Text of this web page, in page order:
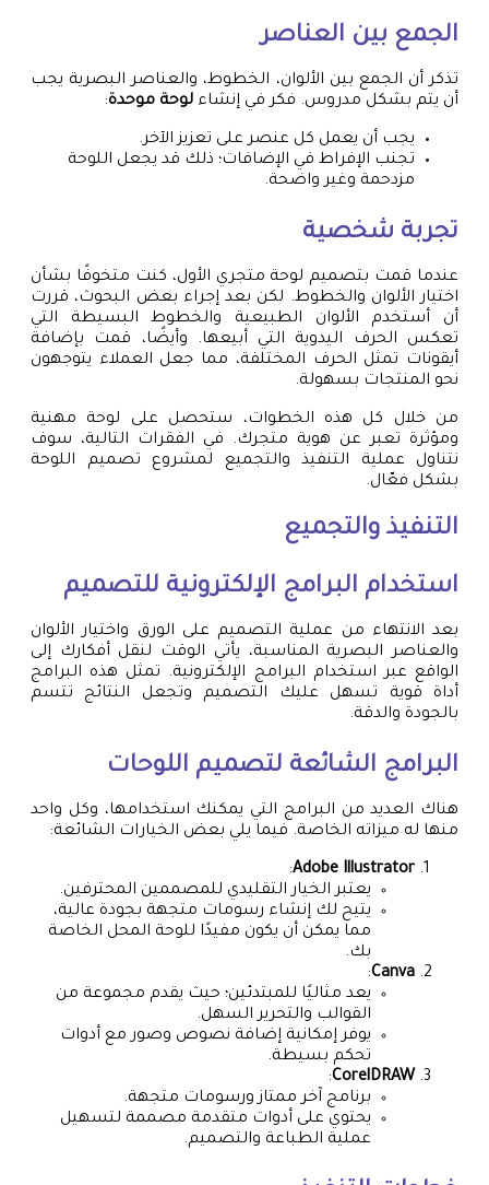
الجمع بين العناصر
تذكر أن الجمع بين الألوان، الخطوط، والعناصر البصرية يجب
أن يتم بشكل مدروس. فكر في إنشاء لوحة موحدة:
يجب أن يعمل كل عنصر على تعزيز الآخر.
تجنب الإفراط في الإضافات؛ ذلك قد يجعل اللوحة
مزدحمة وغير واضحة.
تجربة شخصية
عندما قمت بتصميم لوحة متجري الأول، كنت متخوفًا بشأن
اختيار الألوان والخطوط. لكن بعد إجراء بعض البحوث، قررت
أن أستخدم الألوان الطبيعية والخطوط البسيطة التي
تعكس الحرف اليدوية التي أبيعها. وأيضًا، قمت بإضافة
أيقونات تمثل الحرف المختلفة، مما جعل العملاء يتوجهون
نحو المنتجات بسهولة.
من خلال كل هذه الخطوات، ستحصل على لوحة مهنية
ومؤثرة تعبر عن هوية متجرك. في الفقرات التالية، سوف
نتناول عملية التنفيذ والتجميع لمشروع تصميم اللوحة
بشكل فعّال.
التنفيذ والتجميع
استخدام البرامج الإلكترونية للتصميم
بعد الانتهاء من عملية التصميم على الورق واختيار الألوان
والعناصر البصرية المناسبة، يأتي الوقت لنقل أفكارك إلى
الواقع عبر استخدام البرامج الإلكترونية. تمثل هذه البرامج
أداة قوية تسهل عليك التصميم وتجعل النتائج تتسم
بالجودة والدقة.
البرامج الشائعة لتصميم اللوحات
هناك العديد من البرامج التي يمكنك استخدامها، وكل واحد
منها له ميزاته الخاصة. فيما يلي بعض الخيارات الشائعة:
Adobe Illustrator
:
يعتبر الخيار التقليدي للمصممين المحترفين.
يتيح لك إنشاء رسومات متجهة بجودة عالية،
مما يمكن أن يكون مفيدًا للوحة المحل الخاصة
بك.
Canva
:
يعد مثاليًا للمبتدئين؛ حيث يقدم مجموعة من
القوالب والتحرير السهل.
يوفر إمكانية إضافة نصوص وصور مع أدوات
تحكم بسيطة.
CorelDRAW
:
برنامج آخر ممتاز ورسومات متجهة.
يحتوي على أدوات متقدمة مصممة لتسهيل
عملية الطباعة والتصميم.